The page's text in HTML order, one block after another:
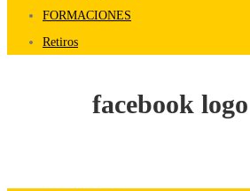
FORMACIONES
Retiros
facebook